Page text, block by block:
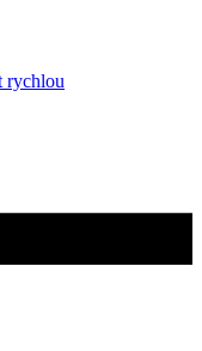
rychlou